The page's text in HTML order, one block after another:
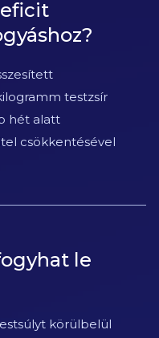
testzsír
hét alatt
csökkentésével
le
körülbelül